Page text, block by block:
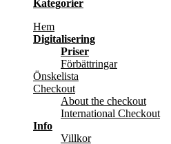
Kategorier
Hem
Digitalisering
Priser
Förbättringar
Önskelista
Checkout
About the checkout
International Checkout
Info
Villkor